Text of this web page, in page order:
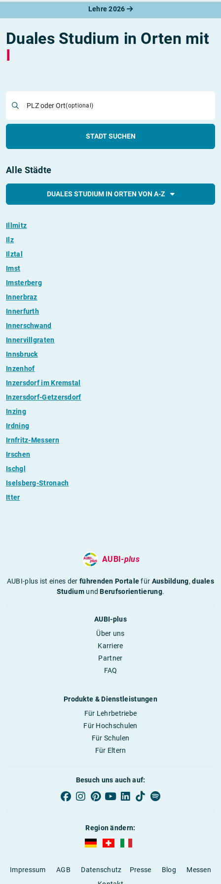
Lehre 2026
Duales Studium in Orten mit
I
PLZ oder Ort(optional)
STADT SUCHEN
Alle Städte
DUALES STUDIUM IN ORTEN VON A-Z
Illmitz
Ilz
Ilztal
Imst
Imsterberg
Innerbraz
Innerfurth
Innerschwand
Innervillgraten
Innsbruck
Inzenhof
Inzersdorf im Kremstal
Inzersdorf-Getzersdorf
Inzing
Irdning
Irnfritz-Messern
Irschen
Ischgl
Iselsberg-Stronach
Itter
AUBI-plus
AUBI-plus ist eines derführenden Portalefür Ausbildung,duales
StudiumundBerufsorientierung.
AUBI-plus
Über uns
Karriere
Partner
FAQ
Produkte & Dienstleistungen
Für Lehrbetriebe
Für Hochschulen
Für Schulen
Für Eltern
Besuch uns auch auf:
Region ändern:
AUBI-plus Deutschland (deutsch)
Impressum AGB Datenschutz Presse Blog
Messen